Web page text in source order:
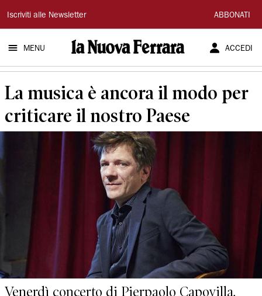
La
Nuova
Ferrara
Iscriviti alle Newsletter ABBONATI
MENU ACCEDI
La musica è ancora il modo per
criticare il nostro Paese
Venerdì concerto di Pierpaolo Capovilla,